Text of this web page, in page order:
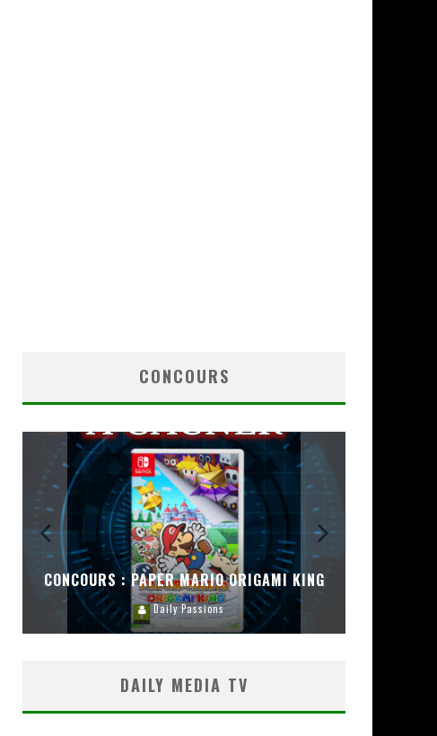
CONCOURS
CONCOURS : PAPER MARIO ORIGAMI KING
Daily Passions
DAILY MEDIA TV